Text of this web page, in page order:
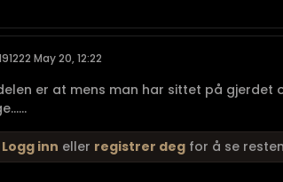
May 20, 12:22
er at mens man har sittet på
Logg inn eller registrer deg for å se